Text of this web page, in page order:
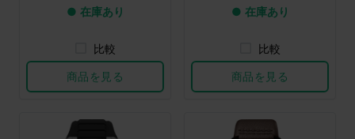
● 在庫あり
比較
商品を見る
● 在庫あり
比較
商品を見る